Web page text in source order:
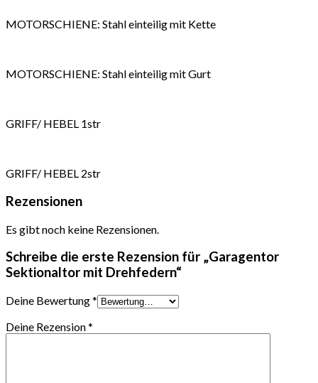
MOTORSCHIENE: Stahl einteilig mit Kette
MOTORSCHIENE: Stahl einteilig mit Gurt
GRIFF/ HEBEL 1str
GRIFF/ HEBEL 2str
Rezensionen
Es gibt noch keine Rezensionen.
Schreibe die erste Rezension für „Garagentor
Sektionaltor mit Drehfedern“
Deine Bewertung*
Deine Rezension*